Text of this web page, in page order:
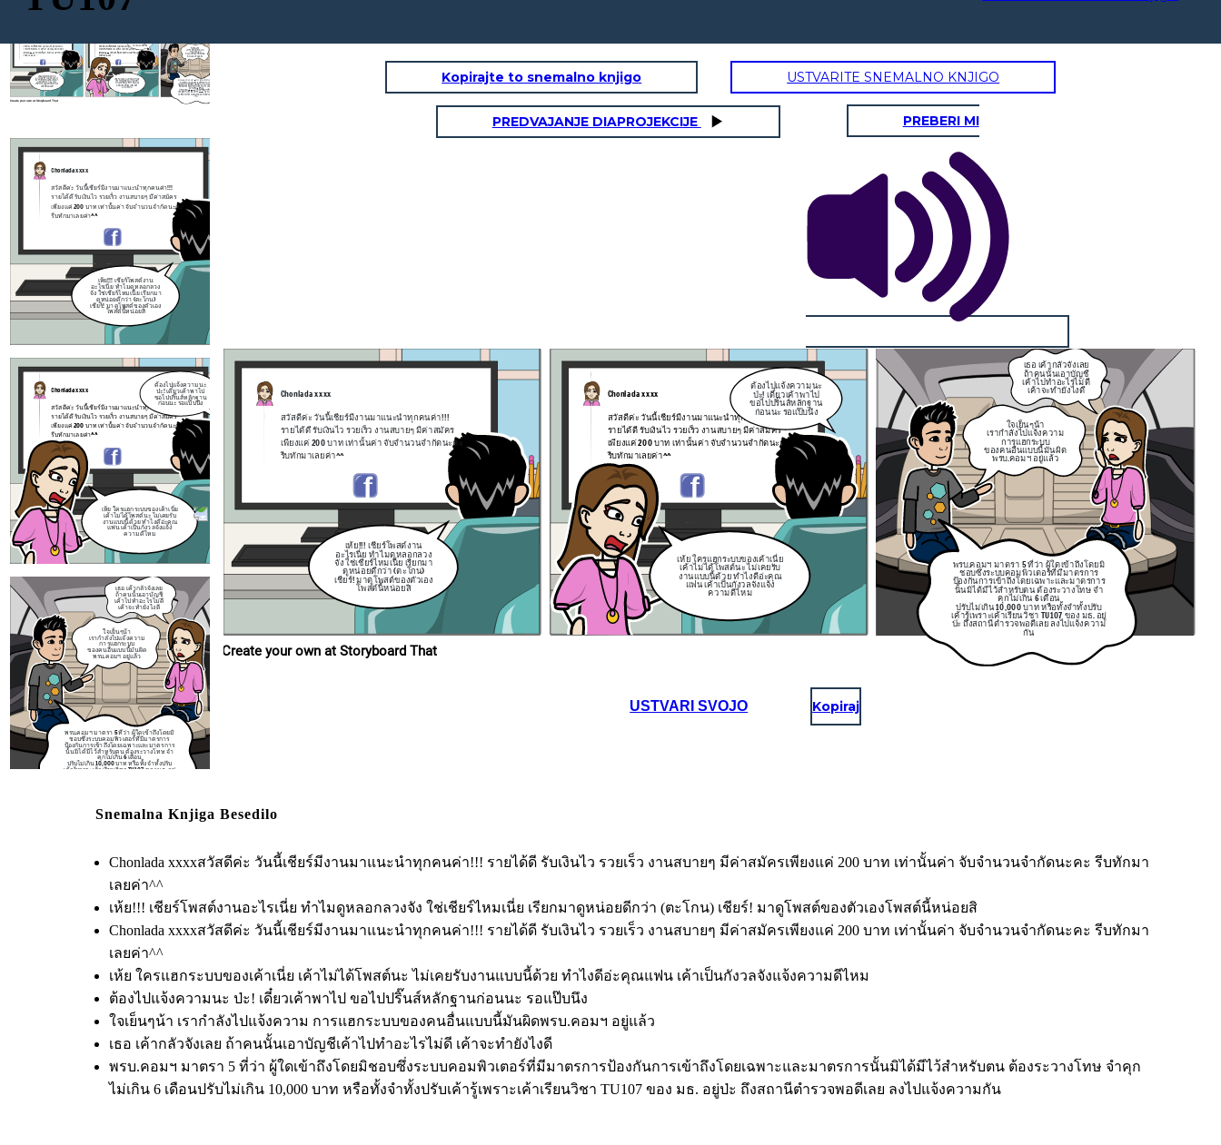
Create your own at Storyboard That
สวัสดีค่ะ วันนี้เชียร์มีงานมาแนะนำทุกคนค่า!!!
รายได้ดี รับเงินไว รวยเร็ว งานสบายๆ มีค่าสมัคร
เพียงแค่ 200 บาท เท่านั้นค่า จับจำนวนจำกัดนะคะ
รีบทักมาเลยค่า^^
สวัสดีค่ะ วันนี้เชียร์มีงานมาแนะนำทุกคนค่า!!!
รายได้ดี รับเงินไว รวยเร็ว งานสบายๆ มีค่าสมัคร
เพียงแค่ 200 บาท เท่านั้นค่า จับจำนวนจำกัดนะคะ
รีบทักมาเลยค่า^^
ใจเย็นๆน้า
เรากำลังไปแจ้งความ
การแฮก ระบบ
ของคนอื่นแบบนี้มันผิด
พรบ.คอมฯ อยู่แล้ว
เห้ย ใครแฮกระบบของเค้าเนี่ย
เค้าไม่ได้โพสต์นะ ไม่เคยรับ
งานแบบนี้ด้วย ทำไงดีอ่ะคุณ
แฟน เค้าเป็นกังวลจัง แจ้ง
ความดีไหม
ก่อนนะ รอแป๊บนึง
เห้ย!!! เชียร์โพสต์งาน
อะไรเนี่ย ทำไมดูหลอกลวง
จัง ใช่เชียร์ไหมเนี่ย เรียกมา
ดูหน่อยดีกว่า (ตะโกน)
เชียร์! มาดูโพสต์ของตัวเอง
โพสต์นี้หน่อยสิ
พรบ.คอมฯ มาตรา 5 ที่ว่า ผู้ใดเข้าถึงโดยมิ
ชอบซึ่งระบบคอมพิวเตอร์ที่มีมาตรการ
ป้องกันการเข้าถึงโดยเฉพาะและมาตรการ
นั้นมิได้มีไว้สำหรับตน ต้องระวางโทษ จำ
คุกไม่เกิน 6 เดือน
ปรับไม่เกิน 10,000 บาท หรือทั้งจำทั้งปรับ
เค้ารู้เพราะเค้าเรียนวิชา TU107 ของ มธ. อยู่
ป่ะ ถึงสถานีตำรวจพอดีเลย ลงไปแจ้งความ
กัน
Create your own at Storyboard That
Chonlada xxxx
สวัสดีค่ะ วันนี้เชียร์มีงานมาแนะนำทุกคนค่า!!!
รายได้ดี รับเงินไว รวยเร็ว งานสบายๆ มีค่าสมัคร
เพียงแค่ 200 บาท เท่านั้นค่า จับจำนวนจำกัดนะคะ
รีบทักมาเลยค่า^^
เห้ย!!! เชียร์โพสต์งาน
อะไรเนี่ย ทำไมดูหลอกลวง
จัง ใช่เชียร์ไหมเนี่ย เรียกมา
ดูหน่อยดีกว่า (ตะโกน)
เชียร์! มาดูโพสต์ของตัวเอง
โพสต์นี้หน่อยสิ
Chonlada xxxx
สวัสดีค่ะ วันนี้เชียร์มีงานมาแนะนำทุกคนค่า!!!
รายได้ดี รับเงินไว รวยเร็ว งานสบายๆ มีค่าสมัคร
เพียงแค่ 200 บาท เท่านั้นค่า จับจำนวนจำกัดนะคะ
รีบทักมาเลยค่า^^
ใจเย็นๆน้า
เรากำลังไปแจ้งความ
การแฮก ระบบ
ของคนอื่นแบบนี้มันผิด
พรบ.คอมฯ อยู่แล้ว
เธอ เค้ากลัวจังเลย
เห้ย ใครแฮกระบบของเค้าเนี่ย
เค้าไม่ได้โพสต์นะ ไม่เคยรับ
งานแบบนี้ด้วย ทำไงดีอ่ะคุณ
แฟน เค้าเป็นกังวลจังแจ้ง
ความดีไหม
ต้องไปแจ้งความนะ
ป่ะ! เดี๋ยวเค้าพาไป
ขอไปปริ๊นส์หลักฐาน
ก่อนนะ รอแป๊บนึง
พรบ.คอมฯ มาตรา 5 ที่ว่า ผู้ใดเข้าถึงโดยมิ
ป้องกันการเข้าถึงโดยเฉพาะและมาตรการ
นั้นมิได้มีไว้สำหรับตน ต้องระวางโทษ จำ
คุกไม่เกิน 6 เดือน
ปรับไม่เกิน 10,000 บาท หรือทั้งจำทั้งปรับ
เค้ารู้เพราะเค้าเรียนวิชา TU107ของ มธ. อยู่
ป่ะ ถึงสถานีตำรวจพอดีเลย ลงไปแจ้งความ
กัน
ใจเย็นๆน้า
เรากำลังไปแจ้งความ
การแฮกระบบ
ของคนอื่นแบบนี้มันผิด
พรบ.คอมฯ อยู่แล้ว
เธอ เค้ากลัวจังเลย
ถ้าคนนั้นเอาบัญชี
เค้าไปทำอะไรไม่ดี
เค้าจะทำยังไงดี
พรบ.คอมฯ มาตรา 5 ที่ว่า ผู้ใดเข้าถึงโดยมิ
ชอบซึ่งระบบคอมพิวเตอร์ที่มีมาตรการ
ป้องกันการเข้าถึงโดยเฉพาะและมาตรการ
นั้นมิได้มีไว้สำหรับตน ต้องระวางโทษ จำ
คุกไม่เกิน 6 เดือน
ปรับไม่เกิน 10,000 บาท หรือทั้งจำทั้งปรับ
เค้ารู้เพราะเค้าเรียนวิชา TU107 ของ มธ. อยู่
Kopirajte to snemalno knjigo USTVARITE SNEMALNO KNJIGO
PREDVAJANJE DIAPROJEKCIJE PREBERI MI
Create your own at Storyboard That
Chonlada xxxx
สวัสดีค่ะ วันนี้เชียร์มีงานมาแนะนำทุกคนค่า!!!
รายได้ดี รับเงินไว รวยเร็ว งานสบายๆ มีค่าสมัคร
เพียงแค่ 200 บาท เท่านั้นค่า จับจำนวนจำกัดนะคะ
รีบทักมาเลยค่า^^
Chonlada xxxx
สวัสดีค่ะ วันนี้เชียร์มีงานมาแนะนำทุกคนค่า!!!
รายได้ดี รับเงินไว รวยเร็ว งานสบายๆ มีค่าสมัคร
เพียงแค่ 200 บาท เท่านั้นค่า จับจำนวนจำกัดนะคะ
รีบทักมาเลยค่า^^
ใจเย็นๆน้า
เรากำลังไปแจ้งความ
การแฮกระบบ
ของคนอื่นแบบนี้มันผิด
พรบ.คอมฯ อยู่แล้ว
เธอ เค้ากลัวจังเลย
ถ้าคนนั้นเอาบัญชี
เค้าไปทำอะไรไม่ดี
เค้าจะทำยังไงดี
เห้ย ใครแฮกระบบของเค้าเนี่ย
เค้าไม่ได้โพสต์นะ ไม่เคยรับ
งานแบบนี้ด้วย ทำไงดีอ่ะคุณ
แฟน เค้าเป็นกังวลจังแจ้ง
ความดีไหม
ต้องไปแจ้งความนะ
ป่ะ! เดี๋ยวเค้าพาไป
ขอไปปริ๊นส์หลักฐาน
ก่อนนะ รอแป๊บนึง
เห้ย!!! เชียร์โพสต์งาน
อะไรเนี่ย ทำไมดูหลอกลวง
จัง ใช่เชียร์ไหมเนี่ย เรียกมา
ดูหน่อยดีกว่า (ตะโกน)
เชียร์! มาดูโพสต์ของตัวเอง
โพสต์นี้หน่อยสิ
พรบ.คอมฯ มาตรา 5 ที่ว่า ผู้ใดเข้าถึงโดยมิ
ชอบซึ่งระบบคอมพิวเตอร์ที่มีมาตรการ
ป้องกันการเข้าถึงโดยเฉพาะและมาตรการ
นั้นมิได้มีไว้สำหรับตน ต้องระวางโทษ จำ
คุกไม่เกิน 6 เดือน
ปรับไม่เกิน 10,000 บาท หรือทั้งจำทั้งปรับ
เค้ารู้เพราะเค้าเรียนวิชา TU107 ของ มธ. อยู่
ป่ะ ถึงสถานีตำรวจพอดีเลย ลงไปแจ้งความ
กัน
USTVARI SVOJO Kopiraj
Snemalna Knjiga Besedilo
Chonlada xxxxสวัสดีค่ะ วันนี้เชียร์มีงานมาแนะนำทุกคนค่า!!! รายได้ดี รับเงินไว รวยเร็ว งานสบายๆ มีค่าสมัครเพียงแค่ 200 บาท เท่านั้นค่า จับจำนวนจำกัดนะคะ รีบทักมา
เลยค่า^^
เห้ย!!! เชียร์โพสต์งานอะไรเนี่ย ทำไมดูหลอกลวงจัง ใช่เชียร์ไหมเนี่ย เรียกมาดูหน่อยดีกว่า (ตะโกน) เชียร์! มาดูโพสต์ของตัวเองโพสต์นี้หน่อยสิ
Chonlada xxxxสวัสดีค่ะ วันนี้เชียร์มีงานมาแนะนำทุกคนค่า!!! รายได้ดี รับเงินไว รวยเร็ว งานสบายๆ มีค่าสมัครเพียงแค่ 200 บาท เท่านั้นค่า จับจำนวนจำกัดนะคะ รีบทักมา
เลยค่า^^
เห้ย ใครแฮกระบบของเค้าเนี่ย เค้าไม่ได้โพสต์นะ ไม่เคยรับงานแบบนี้ด้วย ทำไงดีอ่ะคุณแฟน เค้าเป็นกังวลจังแจ้งความดีไหม
ต้องไปแจ้งความนะ ป่ะ! เดี๋ยวเค้าพาไป ขอไปปริ๊นส์หลักฐานก่อนนะ รอแป๊บนึง
ใจเย็นๆน้า เรากำลังไปแจ้งความ การแฮกระบบของคนอื่นแบบนี้มันผิดพรบ.คอมฯ อยู่แล้ว
เธอ เค้ากลัวจังเลย ถ้าคนนั้นเอาบัญชีเค้าไปทำอะไรไม่ดี เค้าจะทำยังไงดี
พรบ.คอมฯ มาตรา 5 ที่ว่า ผู้ใดเข้าถึงโดยมิชอบซึ่งระบบคอมพิวเตอร์ที่มีมาตรการป้องกันการเข้าถึงโดยเฉพาะและมาตรการนั้นมิได้มีไว้สำหรับตน ต้องระวางโทษ จำคุก
ไม่เกิน 6 เดือนปรับไม่เกิน 10,000 บาท หรือทั้งจำทั้งปรับเค้ารู้เพราะเค้าเรียนวิชา TU107 ของ มธ. อยู่ป่ะ ถึงสถานีตำรวจพอดีเลย ลงไปแจ้งความกัน